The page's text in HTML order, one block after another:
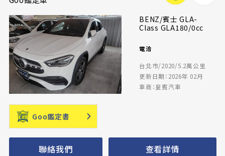
BENZ/賓士 GLA-
Class GLA180/0cc
電洽
台北市/2020/5.2萬公里
更新日期：2026年 02月
車商：皇賓汽車
Goo鑑定書
聯絡我們 查看詳情